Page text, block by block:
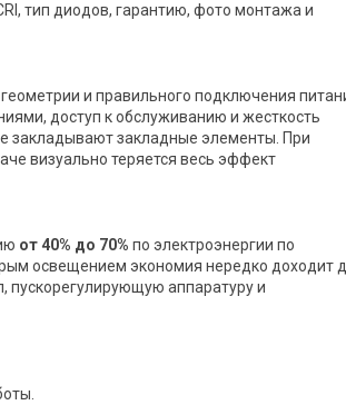
тип диодов, гарантию, фото монтажа и
и правильного подключения
доступ к обслуживанию и жесткость
закладывают закладные элементы. При
визуально теряется весь эффект
от 40% до 70% по электроэнергии по
освещением экономия нередко доходит
пускорегулирующую аппаратуру и